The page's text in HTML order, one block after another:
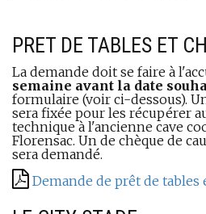
PRET DE TABLES ET
La demande doit se faire à
semaine avant la date
formulaire (voir ci-dessous).
sera fixée pour les récupérer
technique à l'ancienne cave
Florensac. Un de chèque de
sera demandé.
Demande de prêt de tables